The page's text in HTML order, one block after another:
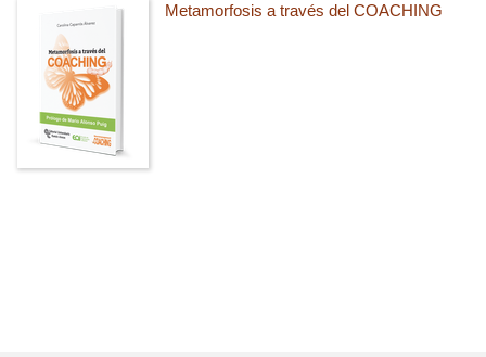
Metamorfosis a través del COACHING